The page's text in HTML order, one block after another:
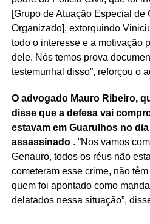
[Grupo de Atuação Especial de
Organizado], extorquindo
todo o interesse e a motivação
dele. Nós temos prova
testemunhal disso”, reforçou o
O advogado Mauro Ribeiro,
disse que a defesa vai
estavam em Guarulhos no
assassinado. “Nos vamos
Genauro, todos os réus não
cometeram esse crime, não
quem foi apontado como
delatados nessa situação”,